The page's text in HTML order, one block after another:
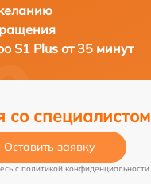
S1 Plus от 35 минут
со специалистом
Оставить заявку
c политикой конфиденциальности